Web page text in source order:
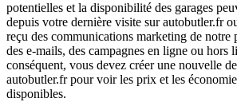
potentielles et la disponibilité des garages
depuis votre dernière visite sur autobutler.fr
reçu des communications marketing de notre
des e-mails, des campagnes en ligne ou hors
conséquent, vous devez créer une nouvelle
autobutler.fr pour voir les prix et les
disponibles.